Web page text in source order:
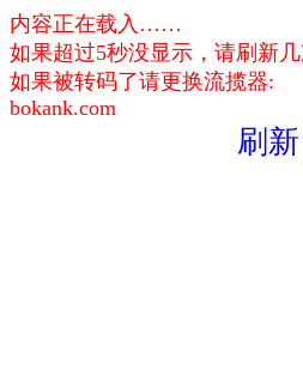
内容正在载入……
如果超过5秒没显示，请刷新
如果被转码了请更换流揽器:
bokank.com
刷新